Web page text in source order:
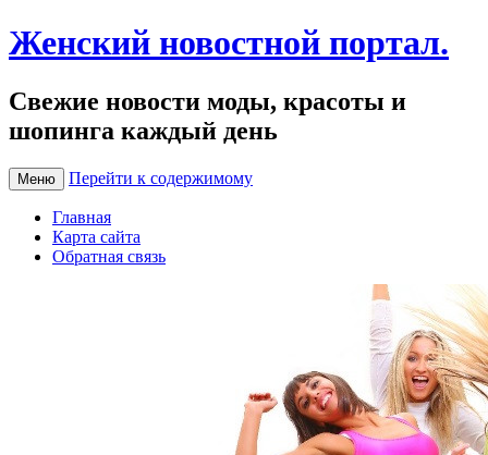
Женский новостной портал.
Свежие новости моды, красоты и
шопинга каждый день
Меню Перейти к содержимому
Главная
Карта сайта
Обратная связь